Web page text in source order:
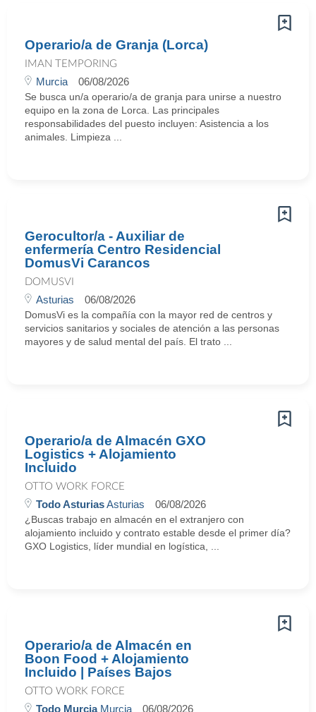
Operario/a de Granja (Lorca)
IMAN TEMPORING
Murcia 06/08/2026
Se busca un/a operario/a de granja para unirse a nuestro
equipo en la zona de Lorca. Las principales
responsabilidades del puesto incluyen: Asistencia a los
animales. Limpieza ...
Gerocultor/a - Auxiliar de
enfermería Centro Residencial
DomusVi Carancos
DOMUSVI
Asturias 06/08/2026
DomusVi es la compañía con la mayor red de centros y
servicios sanitarios y sociales de atención a las personas
mayores y de salud mental del país. El trato ...
Operario/a de Almacén GXO
Logistics + Alojamiento
Incluido
OTTO WORK FORCE
Todo AsturiasAsturias 06/08/2026
¿Buscas trabajo en almacén en el extranjero con
alojamiento incluido y contrato estable desde el primer día?
GXO Logistics, líder mundial en logística, ...
Operario/a de Almacén en
Boon Food + Alojamiento
Incluido | Países Bajos
OTTO WORK FORCE
Todo MurciaMurcia 06/08/2026